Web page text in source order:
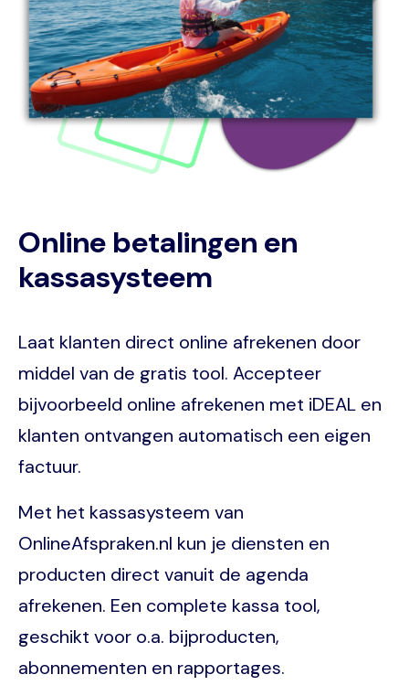
Online betalingen en
kassasysteem
Laat klanten direct online afrekenen door
middel van de gratis tool. Accepteer
bijvoorbeeld online afrekenen met iDEAL en
klanten ontvangen automatisch een eigen
factuur.
Met het kassasysteem van
OnlineAfspraken.nl kun je diensten en
producten direct vanuit de agenda
afrekenen. Een complete kassa tool,
geschikt voor o.a. bijproducten,
abonnementen en rapportages.